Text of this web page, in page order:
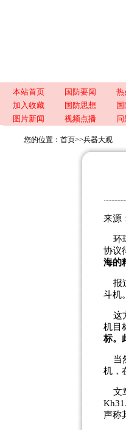
本站首页 国防要闻 热
加入收藏
国防思想
图片新闻
视频点播
您的位置： 首页>>兵器大观
来源
环
协议
海的
报
斗机
这
机目
标。
当
机，
文
声称